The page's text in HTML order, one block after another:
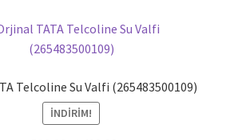
Telcoline Su Valfi (265483500109)
İNDIRIM!